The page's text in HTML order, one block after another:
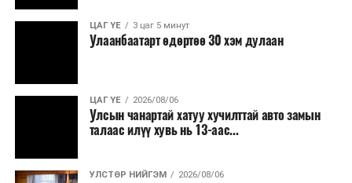
ЦАГ ҮЕ 3 цаг 5 минут
Улаанбаатарт өдөртөө 30 хэм дулаан
ЦАГ ҮЕ 2026/08/06
Улсын чанартай хатуу хучилттай авто замын
талаас илүү хувь нь 13-аас...
УЛСТӨР НИЙГЭМ 2026/08/06